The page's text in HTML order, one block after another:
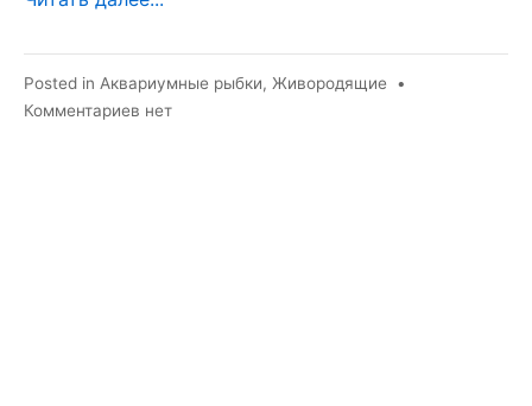
Posted in Аквариумные рыбки, Живородящие •
Комментариев кнет